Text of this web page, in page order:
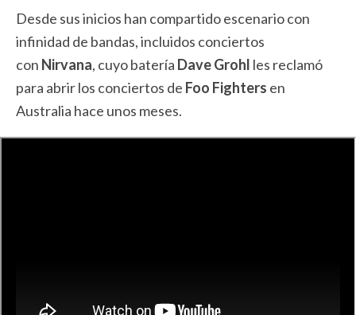
Desde sus inicios han compartido escenario con
infinidad de bandas, incluidos conciertos
con Nirvana, cuyo batería Dave Grohl les reclamó
para abrir los conciertos de Foo Fighters en
Australia hace unos meses.